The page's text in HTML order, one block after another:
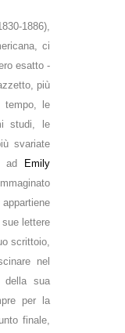
1886),
ci
esatto -
più
tempo, le
studi, le
svariate
ad
Emily
lettere
scrittoio,
nel
della sua
per la
finale,